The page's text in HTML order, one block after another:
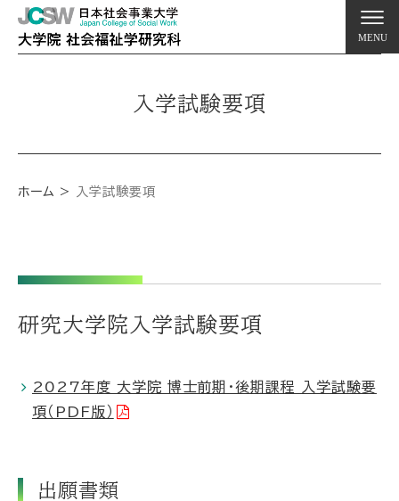
MENU
入学試験要項
ホーム 入学試験要項
研究大学院入学試験要項
2027年度 大学院 博士前期・後期課程 入学試験要
項（PDF版）
出願書類